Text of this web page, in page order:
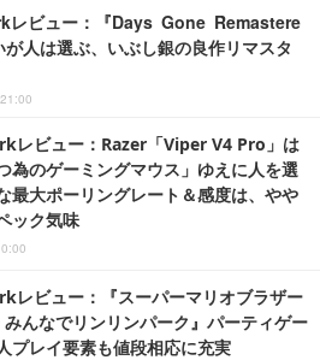
レビュー：『Days Gone Remastere
人は選ぶ、いぶし銀の良作リマスタ
レビュー：Razer「Viper V4 Pro」は
為のゲーミングマウス」ゆえに人を選
最大ポーリングレート＆感度は、やや
ック気味
レビュー：『スーパーマリオブラザー
んなでリンリンパーク』パーティゲー
プレイ要素も値段相応に充実